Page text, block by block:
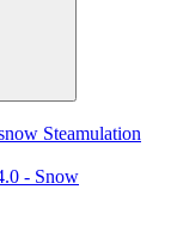
Steamulation